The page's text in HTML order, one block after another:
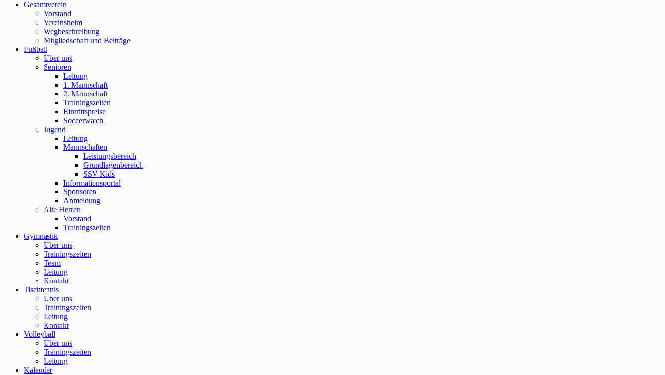
Gesamtverein
Vorstand
Vereinsheim
Wegbeschreibung
Mitgliedschaft und Beiträge
Fußball
Über uns
Senioren
Leitung
1. Mannschaft
2. Mannschaft
Trainingszeiten
Eintrittspreise
Soccerwatch
Jugend
Leitung
Mannschaften
Leistungsbereich
Grundlagenbereich
SSV Kids
Informationsportal
Sponsoren
Anmeldung
Alte Herren
Vorstand
Trainingszeiten
Gymnastik
Über uns
Trainingszeiten
Team
Leitung
Kontakt
Tischtennis
Über uns
Trainingszeiten
Leitung
Kontakt
Volleyball
Über uns
Trainingszeiten
Leitung
Kalender